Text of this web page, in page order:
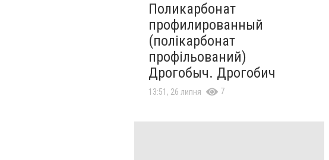
Поликарбонат
профилированный
(полікарбонат
профільований)
Дрогобыч. Дрогобич
13:51, 26 липня 7